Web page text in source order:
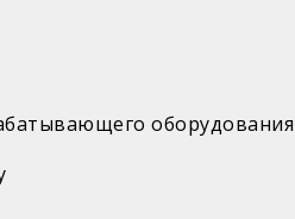
оборудования